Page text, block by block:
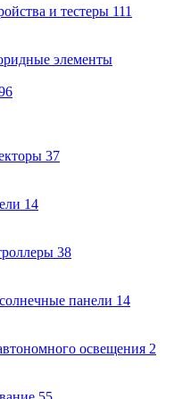
и тестеры 111
элементы
37
14
38
панели 14
освещения 2